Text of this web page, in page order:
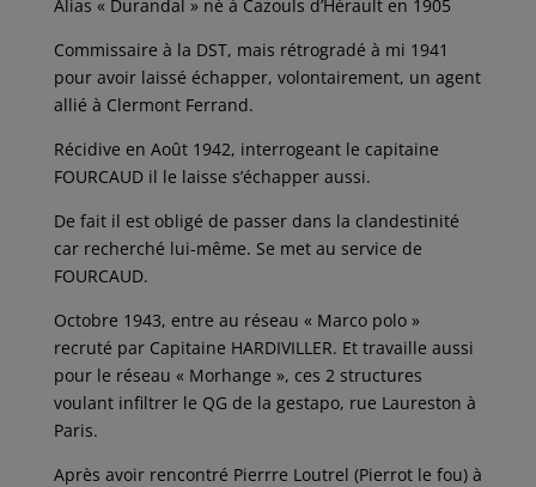
Alias « Durandal » né à Cazouls d’Hérault en 1905
Commissaire à la DST, mais rétrogradé à mi 1941
pour avoir laissé échapper, volontairement, un agent
allié à Clermont Ferrand.
Récidive en Août 1942, interrogeant le capitaine
FOURCAUD il le laisse s’échapper aussi.
De fait il est obligé de passer dans la clandestinité
car recherché lui-même. Se met au service de
FOURCAUD.
Octobre 1943, entre au réseau « Marco polo »
recruté par Capitaine HARDIVILLER. Et travaille aussi
pour le réseau « Morhange », ces 2 structures
voulant infiltrer le QG de la gestapo, rue Laureston à
Paris.
Après avoir rencontré Pierrre Loutrel (Pierrot le fou) à